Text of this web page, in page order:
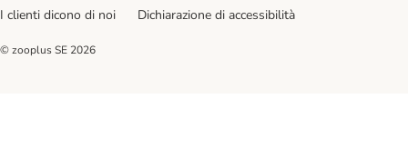
I clienti dicono di noi
Dichiarazione di accessibilità
© zooplus SE 2026